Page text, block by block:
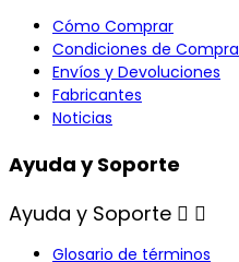
Cómo Comprar
Condiciones de Compra
Envíos y Devoluciones
Fabricantes
Noticias
Ayuda y Soporte
Ayuda y Soporte  
Glosario de términos